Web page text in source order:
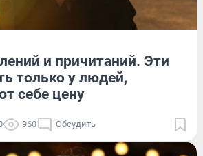
и причитаний. Эти
только у людей,
себе цену
960 Обсудить